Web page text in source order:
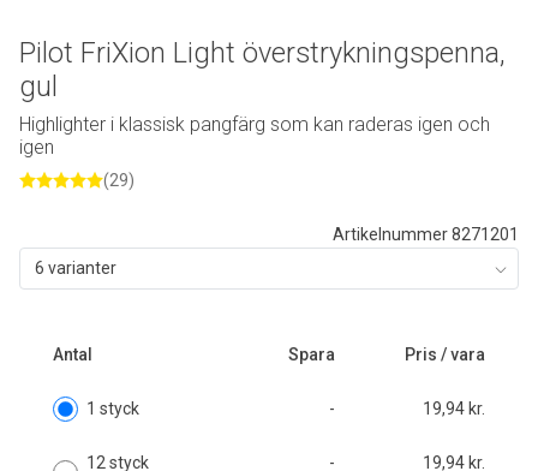
Artikelnummer 8271201
6 varianter
Antal Spara Pris / vara
1 styck - 19,94 kr.
12 styck - 19,94 kr.
Pilot FriXion Light överstrykningspenna,
gul
Highlighter i klassisk pangfärg som kan raderas igen och
igen
(29)